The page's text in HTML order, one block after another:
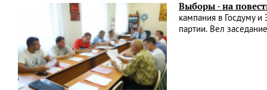
Выборы - на
кампания в Госдуму
партии. Вел